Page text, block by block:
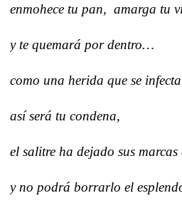
enmohece tu pan, amarga tu
y te quemará por dentro…
como una herida que se
así será tu condena,
el salitre ha dejado sus
y no podrá borrarlo el